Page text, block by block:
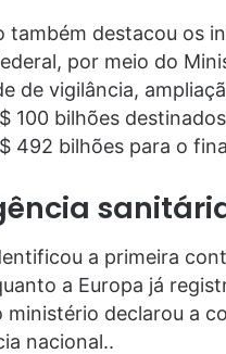
também destacou os
por meio do
de vigilância,
100 bilhões
492 bilhões para o
a primeira
a Europa já
ministério declarou a
nacional..